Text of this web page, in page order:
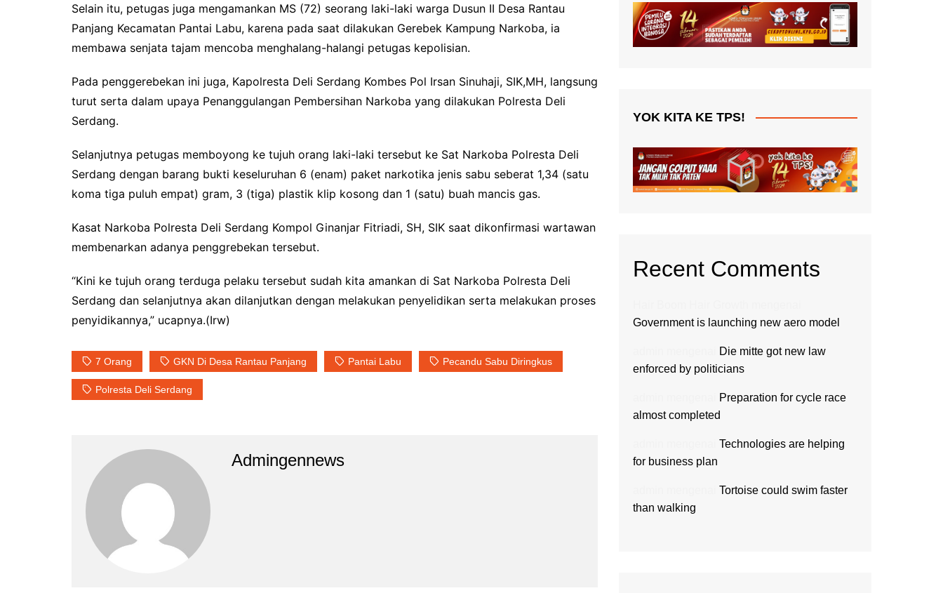
Selain itu, petugas juga mengamankan MS (72) seorang laki-laki warga Dusun II Desa Rantau
Panjang Kecamatan Pantai Labu, karena pada saat dilakukan Gerebek Kampung Narkoba, ia
membawa senjata tajam mencoba menghalang-halangi petugas kepolisian.
Pada penggerebekan ini juga, Kapolresta Deli Serdang Kombes Pol Irsan Sinuhaji, SIK,MH, langsung
turut serta dalam upaya Penanggulangan Pembersihan Narkoba yang dilakukan Polresta Deli
Serdang.
Selanjutnya petugas memboyong ke tujuh orang laki-laki tersebut ke Sat Narkoba Polresta Deli
Serdang dengan barang bukti keseluruhan 6 (enam) paket narkotika jenis sabu seberat 1,34 (satu
koma tiga puluh empat) gram, 3 (tiga) plastik klip kosong dan 1 (satu) buah mancis gas.
Kasat Narkoba Polresta Deli Serdang Kompol Ginanjar Fitriadi, SH, SIK saat dikonfirmasi wartawan
membenarkan adanya penggrebekan tersebut.
“Kini ke tujuh orang terduga pelaku tersebut sudah kita amankan di Sat Narkoba Polresta Deli
Serdang dan selanjutnya akan dilanjutkan dengan melakukan penyelidikan serta melakukan proses
penyidikannya,” ucapnya.(Irw)
7 Orang GKN Di Desa Rantau Panjang Pantai Labu Pecandu Sabu Diringkus
Polresta Deli Serdang
Admingennews
YOK KITA KE TPS!
Recent Comments
Government is launching new aero model
Die mitte got new law
enforced by politicians
Preparation for cycle race
almost completed
Technologies are helping
for business plan
Tortoise could swim faster
than walking